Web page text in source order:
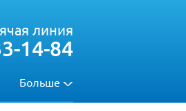
Больше
линия
14-84